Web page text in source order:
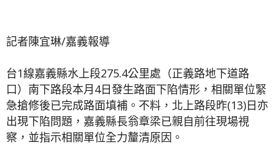
記者陳宜琳/嘉義報導
台1線嘉義縣水上段275.4公里處（正義路地下道路
口）南下路段本月4日發生路面下陷情形，相關單位緊
急搶修後已完成路面填補。不料，北上路段昨(13)日亦
出現下陷問題，嘉義縣長翁章梁已親自前往現場視
察，並指示相關單位全力釐清原因。